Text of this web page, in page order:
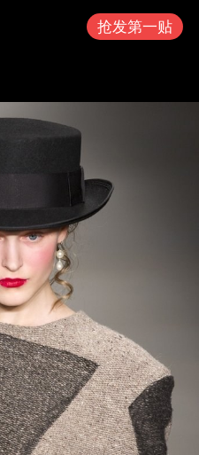
抢发第一贴